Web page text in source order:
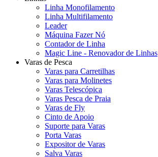
Linha Monofilamento
Linha Multifilamento
Leader
Máquina Fazer Nó
Contador de Linha
Magic Line - Renovador de Linhas
Varas de Pesca
Varas para Carretilhas
Varas para Molinetes
Varas Telescópica
Varas Pesca de Praia
Varas de Fly
Cinto de Apoio
Suporte para Varas
Porta Varas
Expositor de Varas
Salva Varas